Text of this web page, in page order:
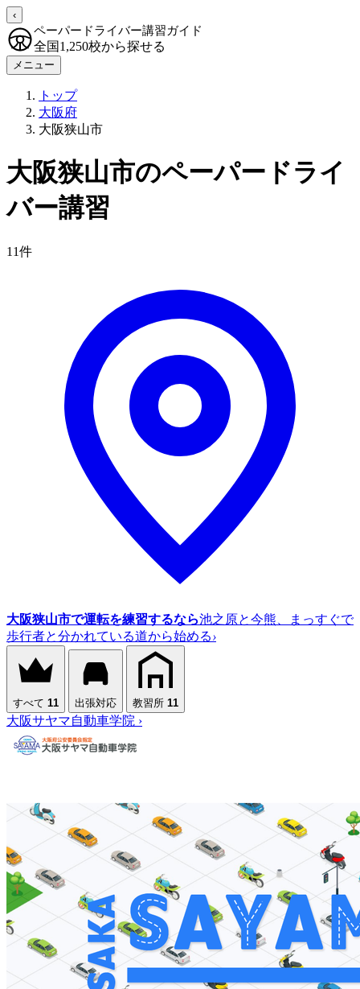
‹
ペーパードライバー講習ガイド
全国1,250校から探せる
メニュー
トップ
大阪府
大阪狭山市
大阪狭山市のペーパードライ
バー講習
11件
大阪狭山市で運転を練習するなら池之原と今熊、まっすぐで
歩行者と分かれている道から始める›
すべて 11 出張対応 教習所 11
大阪サヤマ自動車学院 ›